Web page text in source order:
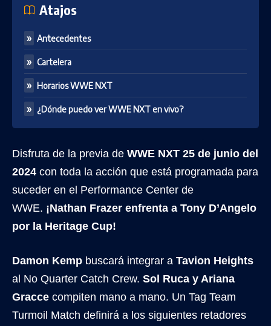
Atajos
Antecedentes
Cartelera
Horarios WWE NXT
¿Dónde puedo ver WWE NXT en vivo?
Disfruta de la previa de WWE NXT 25 de junio del
2024 con toda la acción que está programada para
suceder en el Performance Center de
WWE. ¡Nathan Frazer enfrenta a Tony D’Angelo
por la Heritage Cup!
Damon Kemp buscará integrar a Tavion Heights
al No Quarter Catch Crew. Sol Ruca y Ariana
Gracce compiten mano a mano. Un Tag Team
Turmoil Match definirá a los siguientes retadores